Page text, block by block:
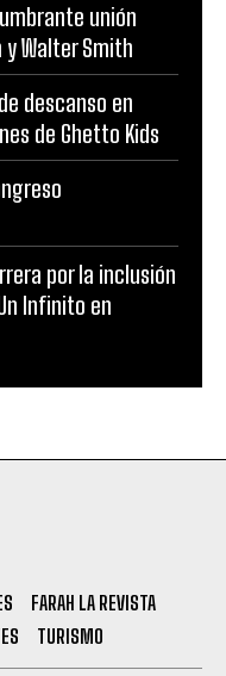
unión
Walter Smith
descanso en
de Ghetto Kids
por la inclusión
Infinito en
FARAH LA REVISTA
TURISMO